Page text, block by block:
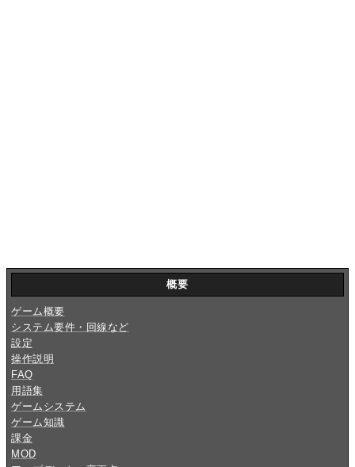
概要
ゲーム概要
システム要件・回線など
設定
操作説明
FAQ
用語集
ゲームシステム
ゲーム知識
課金
MOD